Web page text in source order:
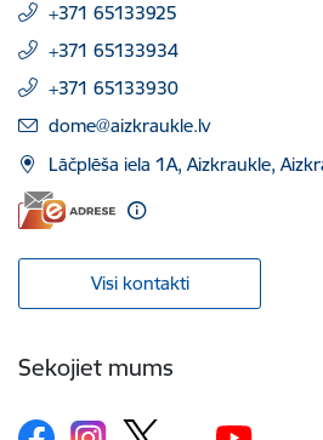
+371 65133925
+371 65133934
+371 65133930
E-pasts:
dome@aizkraukle.lv
Lāčplēša iela 1A, Aizkraukle,
Visi kontakti
Sekojiet mums